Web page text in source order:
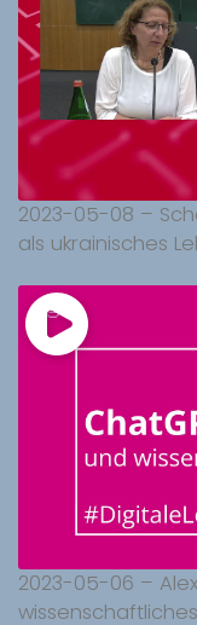
2023-05-08 –
als ukrainisches
2023-05-06 –